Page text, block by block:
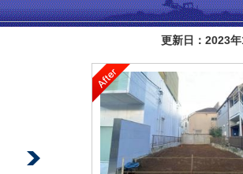
更新日：2023年